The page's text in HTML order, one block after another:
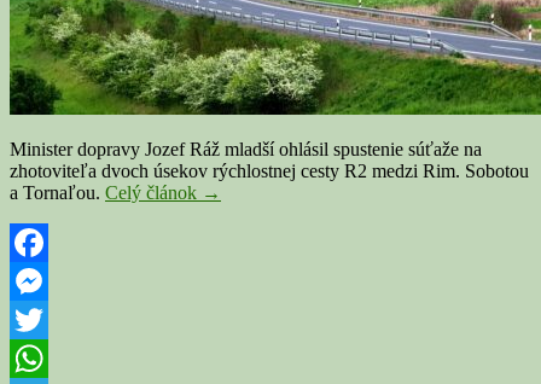
Minister dopravy Jozef Ráž mladší ohlásil spustenie súťaže na
zhotoviteľa dvoch úsekov rýchlostnej cesty R2 medzi Rim. Sobotou
a Tornaľou. Celý článok Minister
→
Facebook
Messenger
Twitter